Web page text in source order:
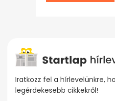
Iratkozz fel a hírlevelünkre,
legérdekesebb cikkekről!